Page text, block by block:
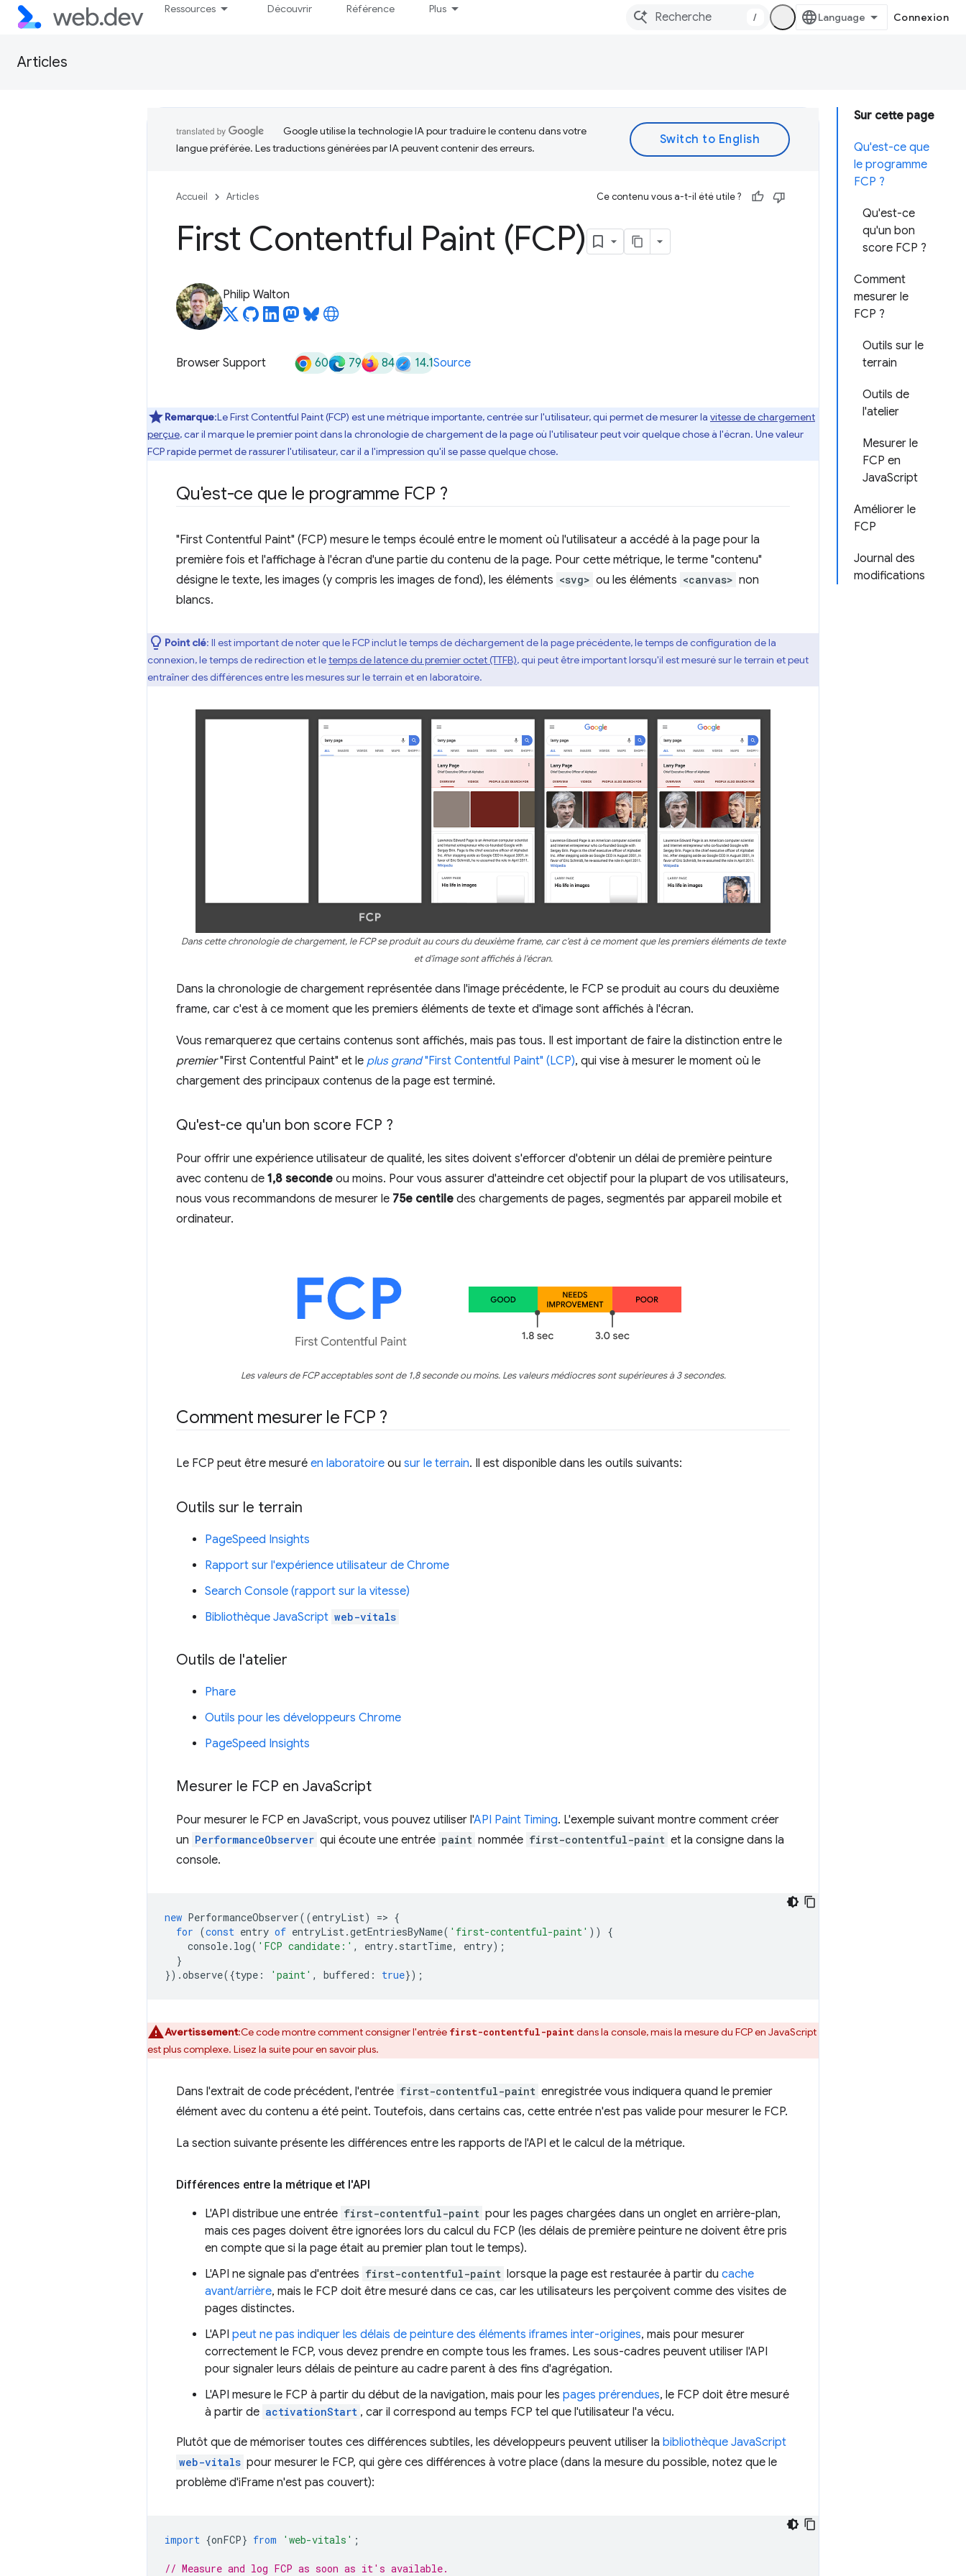
Ressources Découvrir Référence Plus
/ Connexion
Articles
Sur cette page
Qu'est-ce que
le programme
FCP ?
Qu'est-ce
qu'un bon
score FCP ?
Comment
mesurer le
FCP ?
Outils sur le
terrain
Outils de
l'atelier
Mesurer le
FCP en
JavaScript
Améliorer le
FCP
Journal des
modifications
Google utilise la technologie IA pour traduire le contenu dans votre
langue préférée. Les traductions générées par IA peuvent contenir des erreurs.
Accueil Articles Ce contenu vous a-t-il été utile ?
First Contentful Paint (FCP)
Philip Walton
Browser Support 60 79 84 14.1Source
Remarque:Le First Contentful Paint (FCP) est une métrique importante, centrée sur l'utilisateur, qui permet de mesurer la vitesse de chargement
perçue, car il marque le premier point dans la chronologie de chargement de la page où l'utilisateur peut voir quelque chose à l'écran. Une valeur
FCP rapide permet de rassurer l'utilisateur, car il a l'impression qu'il se passe quelque chose.
Qu'est-ce que le programme FCP ?
"First Contentful Paint" (FCP) mesure le temps écoulé entre le moment où l'utilisateur a accédé à la page pour la
première fois et l'affichage à l'écran d'une partie du contenu de la page. Pour cette métrique, le terme "contenu"
désigne le texte, les images (y compris les images de fond), les éléments <svg> ou les éléments <canvas> non
blancs.
Point clé: Il est important de noter que le FCP inclut le temps de déchargement de la page précédente, le temps de configuration de la
connexion, le temps de redirection et letemps de latence du premier octet (TTFB), qui peut être important lorsqu'il est mesuré sur le terrain et peut
entraîner des différences entre les mesures sur le terrain et en laboratoire.
Dans cette chronologie de chargement, le FCP se produit au cours du deuxième frame, car c'est à ce moment que les premiers éléments de texte
et d'image sont affichés à l'écran.
Dans la chronologie de chargement représentée dans l'image précédente, le FCP se produit au cours du deuxième
frame, car c'est à ce moment que les premiers éléments de texte et d'image sont affichés à l'écran.
Vous remarquerez que certains contenus sont affichés, mais pas tous. Il est important de faire la distinction entre le
premier"First Contentful Paint" et le plus grand"First Contentful Paint" (LCP), qui vise à mesurer le moment où le
chargement des principaux contenus de la page est terminé.
Qu'est-ce qu'un bon score FCP ?
Pour offrir une expérience utilisateur de qualité, les sites doivent s'efforcer d'obtenir un délai de première peinture
avec contenu de 1,8 seconde ou moins. Pour vous assurer d'atteindre cet objectif pour la plupart de vos utilisateurs,
nous vous recommandons de mesurer le 75e centile des chargements de pages, segmentés par appareil mobile et
ordinateur.
Les valeurs de FCP acceptables sont de 1,8 seconde ou moins. Les valeurs médiocres sont supérieures à 3 secondes.
Comment mesurer le FCP ?
Le FCP peut être mesuré en laboratoire ou sur le terrain. Il est disponible dans les outils suivants:
Outils sur le terrain
PageSpeed Insights
Rapport sur l'expérience utilisateur de Chrome
Search Console (rapport sur la vitesse)
Bibliothèque JavaScript web-vitals
Outils de l'atelier
Phare
Outils pour les développeurs Chrome
PageSpeed Insights
Mesurer le FCP en JavaScript
Pour mesurer le FCP en JavaScript, vous pouvez utiliser l'API Paint Timing. L'exemple suivant montre comment créer
un PerformanceObserver qui écoute une entrée paint nommée first-contentful-paint et la consigne dans la
console.
new PerformanceObserver((entryList) => {
for (const entry of entryList .getEntriesByName( 'first-contentful-paint' ))
{
console. log( 'FCP candidate:' , entry. startTime, entry);
}
}).observe({type : 'paint' , buffered : true});
Avertissement:Ce code montre comment consigner l'entrée first-contentful-paint dans la console, mais la mesure du FCP en JavaScript
est plus complexe. Lisez la suite pour en savoir plus.
Dans l'extrait de code précédent, l'entrée first-contentful-paint enregistrée vous indiquera quand le premier
élément avec du contenu a été peint. Toutefois, dans certains cas, cette entrée n'est pas valide pour mesurer le FCP.
La section suivante présente les différences entre les rapports de l'API et le calcul de la métrique.
Différences entre la métrique et l'API
L'API distribue une entrée first-contentful-paint pour les pages chargées dans un onglet en arrière-plan,
mais ces pages doivent être ignorées lors du calcul du FCP (les délais de première peinture ne doivent être pris
en compte que si la page était au premier plan tout le temps).
L'API ne signale pas d'entrées first-contentful-paint lorsque la page est restaurée à partir du cache
avant/arrière, mais le FCP doit être mesuré dans ce cas, car les utilisateurs les perçoivent comme des visites de
pages distinctes.
L'API peut ne pas indiquer les délais de peinture des éléments iframes inter-origines, mais pour mesurer
correctement le FCP, vous devez prendre en compte tous les frames. Les sous-cadres peuvent utiliser l'API
pour signaler leurs délais de peinture au cadre parent à des fins d'agrégation.
L'API mesure le FCP à partir du début de la navigation, mais pour les pages prérendues, le FCP doit être mesuré
à partir de activationStart , car il correspond au temps FCP tel que l'utilisateur l'a vécu.
Plutôt que de mémoriser toutes ces différences subtiles, les développeurs peuvent utiliser la bibliothèque JavaScript
web-vitals pour mesurer le FCP, qui gère ces différences à votre place (dans la mesure du possible, notez que le
problème d'iFrame n'est pas couvert):
import {onFCP} from 'web-vitals' ;
// Measure and log FCP as soon as it's available.